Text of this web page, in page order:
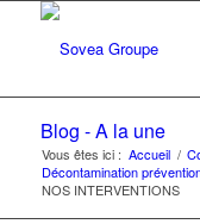
Blog - A la une
Vous êtes ici : Accueil /
Décontamination
NOS INTERVENTIONS